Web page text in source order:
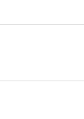
bit ćete